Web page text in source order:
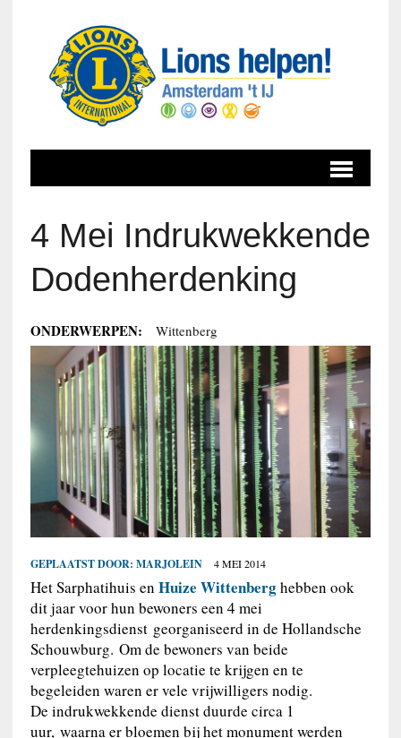
4 Mei Indrukwekkende
Dodenherdenking
ONDERWERPEN: Wittenberg
GEPLAATST DOOR: MARJOLEIN 4 MEI 2014
Het Sarphatihuis en Huize Wittenberghebben ook
dit jaar voor hun bewoners een 4 mei
herdenkingsdienst georganiseerd in de Hollandsche
Schouwburg. Om de bewoners van beide
verpleegtehuizen op locatie te krijgen en te
begeleiden waren er vele vrijwilligers nodig.
De indrukwekkende dienst duurde circa 1
uur, waarna er bloemen bij het monument werden